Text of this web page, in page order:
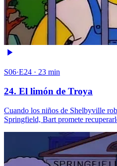
S06·E24 · 23 min
24. El limón de Troya
Cuando los niños de Shelbyville
Springfield, Bart promete